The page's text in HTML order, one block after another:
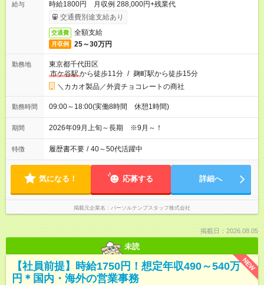
給与
時給1800円 月収例 288,000円+残業代
交通費別途支給あり
交通費 全額支給
月収例 25～30万円
勤務地
東京都千代田区
市ケ谷駅から徒歩11分 / 麹町駅から徒歩15分
＼カカオ製品／外資チョコレートの商社
勤務時間 09:00～18:00(実働8時間 休憩1時間)
期間 2026年09月上旬～長期 ※9月～！
特徴 履歴書不要 / 40～50代活躍中
気になる！ 応募する 詳細へ
掲載元企業名 パーソルテンプスタッフ株式会社
掲載日：2026.08.05
未読
NEW
【社員前提】時給1750円！想定年収490～540万
円＊国内・海外の営業事務